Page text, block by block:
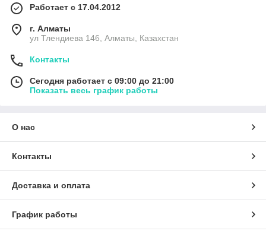
Работает с 17.04.2012
г. Алматы
ул Тлендиева 146, Алматы, Казахстан
Контакты
Сегодня работает с 09:00 до 21:00
Показать весь график работы
О нас
Контакты
Доставка и оплата
График работы